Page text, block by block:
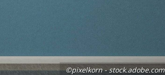
©pixelkorn - stock.adobe.com